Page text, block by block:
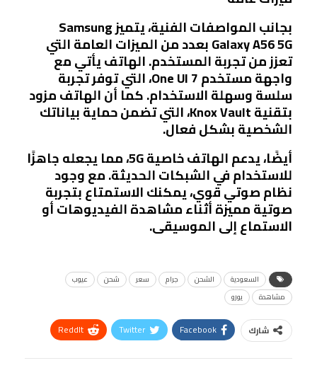
بجانب المواصفات الفنية، يتميز Samsung
Galaxy A56 5G بعدد من الميزات العامة التي
تعزز من تجربة المستخدم. الهاتف يأتي مع
واجهة مستخدم One UI 7، التي توفر تجربة
سلسة وسهلة الاستخدام. كما أن الهاتف مزود
بتقنية Knox Vault، التي تضمن حماية بياناتك
الشخصية بشكل فعال.
أيضًا، يدعم الهاتف خاصية 5G، مما يجعله جاهزًا
للاستخدام في الشبكات الحديثة. مع وجود
نظام صوتي قوي، يمكنك الاستمتاع بتجربة
صوتية مميزة أثناء مشاهدة الفيديوهات أو
الاستماع إلى الموسيقى.
السعودية الشحن جرام سعر شحن
عيوب
مشاهدة
يورو
شارك Facebook
Twitter
ReddIt